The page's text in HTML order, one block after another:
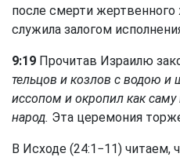
после смерти
служила залогом
9:19 Прочитав Израилю
тельцов и козлов с водою
иссопом и окропил как саму
народ. Эта церемония
В Исходе (24:1−11) читаем,